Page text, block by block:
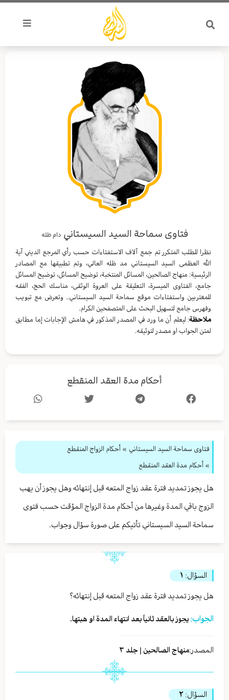
تخطي
المحتوى
فتاوى سماحة السيد السيستاني دام ظله
نظرا للطلب المتكرر تم جمع آلاف الاستفتاءات حسب رأي المرجع الديني آية
الله العظمى السيد السيستاني مد ظله العالي، وتم تطبيقها مع المصادر
الرئيسية: منهاج الصالحين، المسائل المنتخبة، توضيح المسائل، توضيح المسائل
جامع، الفتاوى الميسرة، التعليقة على العروة الوثقى، مناسك الحج، الفقه
للمغتربين واستفتاءات موقع سماحة السيد السيستاني.. وتعرض مع تبويب
وفهرس جامع لتسهيل البحث على المتصفحين الكرام.
ملاحظة: ليعلم أن ما ورد في المصدر المذكور في هامش الإجابات إما مطابق
لمتن الجواب او مصدر لتوثيقه.
أحكام مدة العقد المنقطع
فتاوى سماحة السيد السيستاني » أحكام الزواج المنقطع
» أحكام مدة العقد المنقطع
هل يجوز تمديد فترة عقد زواج المتعه قبل إنتهائه وهل يجوز أن يهب
الزوج باقي المدة وغيرها من أحكام مدة الزواج المؤقت حسب فتوى
سماحة السيد السيستاني تأتيكم على صورة سؤال وجواب.
السؤال: ١
هل يجوز تمديد فترة عقد زواج المتعه قبل إنتهائه؟
الجواب: يجوز بالعقد ثانياً بعد انتهاء المدة او هبتها.
المصدر:منهاج الصالحين | جلد ٣
السؤال: ٢